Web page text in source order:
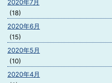
2020年7月
(18)
2020年6月
(15)
2020年5月
(10)
2020年4月